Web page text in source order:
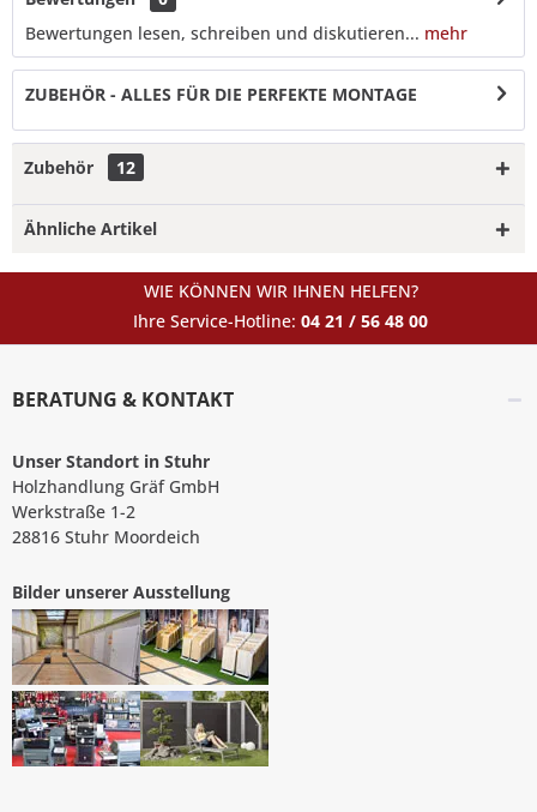
Bewertungen lesen, schreiben und diskutieren... mehr
ZUBEHÖR - ALLES FÜR DIE PERFEKTE MONTAGE
Zubehör 12
Ähnliche Artikel
WIE KÖNNEN WIR IHNEN HELFEN?
Ihre Service-Hotline: 04 21 / 56 48 00
BERATUNG & KONTAKT
Unser Standort in Stuhr
Holzhandlung Gräf GmbH
Werkstraße 1-2
28816 Stuhr Moordeich
Bilder unserer Ausstellung